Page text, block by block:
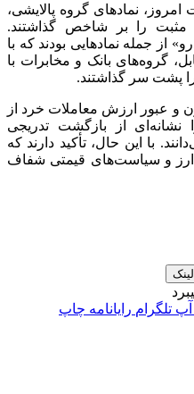
نمادهای گروه پالایشی،
مثبت را بر شاخص گذاشتند.
از جمله نمادهایی بودند که با
گروه‌های بانک و مخابرات با
پشت سر گذاشتند.
و عبور ارزش معاملات خرد از
را نشانه‌ای از بازگشت تدریجی
با این حال، تأکید دارند که
ارز و سیاست‌های قیمتی شفاف
تلگرام رایانامه چاپ